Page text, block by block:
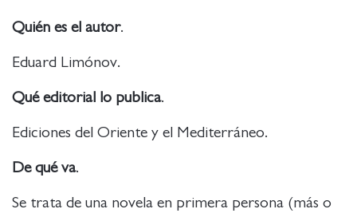
Quién es el autor.
Eduard Limónov.
Qué editorial lo publica.
Ediciones del Oriente y el Mediterráneo.
De qué va.
Se trata de una novela en primera persona (más o